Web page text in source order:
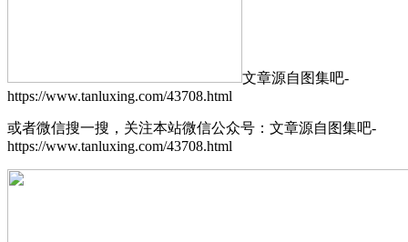
文章源自图集吧-
https://www.tanluxing.com/43708.html
或者微信搜一搜，关注本站微信公众号： 文章源自图集吧-
https://www.tanluxing.com/43708.html